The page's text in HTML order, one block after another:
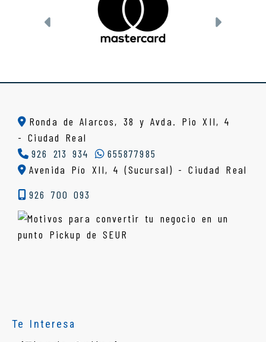
Anterior
Ronda de Alarcos, 38 y Avda. Pio XII, 4
-Ciudad Real
926 213 934
655877985
Avenida Pío XII, 4 (Sucursal) - Ciudad Real
926 700 093
Te Interesa